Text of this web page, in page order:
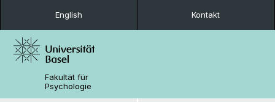
English Kontakt
Fakultät für
Psychologie